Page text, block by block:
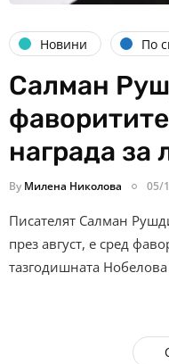
Новини По
Салман
награда за
By Милена Николова 05/
Писателят Салман
през август, е сред
тазгодишната